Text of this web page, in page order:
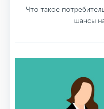
Что такое
шансы